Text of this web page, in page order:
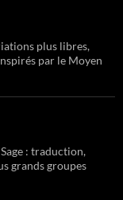
plus libres,
par le Moyen
: traduction,
grands groupes